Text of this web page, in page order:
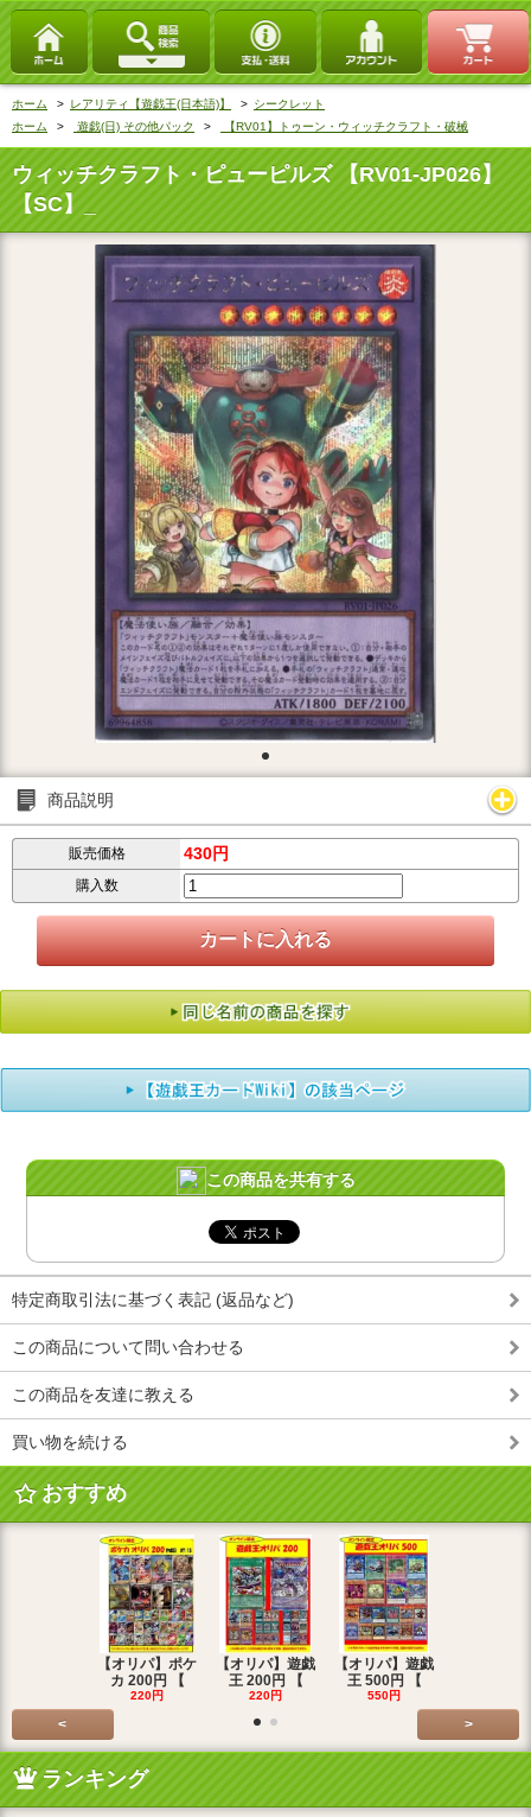
ホーム > レアリティ【遊戯王(日本語)】 > シークレット
ホーム
> 遊戯(日) その他パック > 【RV01】トゥーン・ウィッチクラフト・破械
ウィッチクラフト・ピューピルズ 【RV01-JP026】
【SC】_
商品説明
販売価格 430円
購入数
この商品を共有する
特定商取引法に基づく表記 (返品など)
この商品について問い合わせる
この商品を友達に教える
買い物を続ける
おすすめ
【オリパ】ポケ
カ 200円 【
220円
【オリパ】遊戯
王 200円 【
220円
【オリパ】遊戯
王 500円 【
550円
< >
ランキング